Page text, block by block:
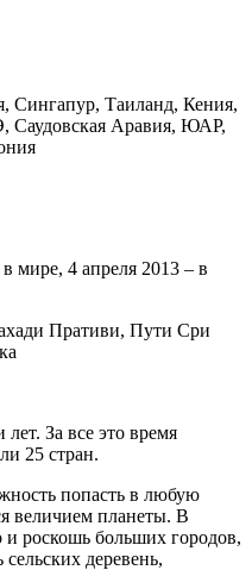
Таиланд, Кения,
Саудовская Аравия, ЮАР,
в мире, 4 апреля 2013 – в
Пративи, Пути Сри
За все это время
25 стран.
попасть в любую
величием планеты. В
и роскошь больших городов,
деревень,